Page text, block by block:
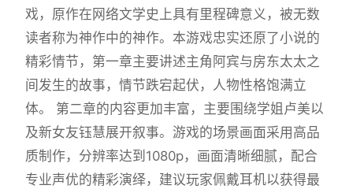
戏，原作在网络文学史上具有里程碑意义，被无数
读者称为神作中的神作。本游戏忠实还原了小说的
精彩情节，第一章主要讲述主角阿宾与房东太太之
间发生的故事，情节跌宕起伏，人物性格饱满立
体。 第二章的内容更加丰富，主要围绕学姐卢美以
及新女友钰慧展开叙事。游戏的场景画面采用高品
质制作，分辨率达到1080p，画面清晰细腻，配合
专业声优的精彩演绎，建议玩家佩戴耳机以获得最